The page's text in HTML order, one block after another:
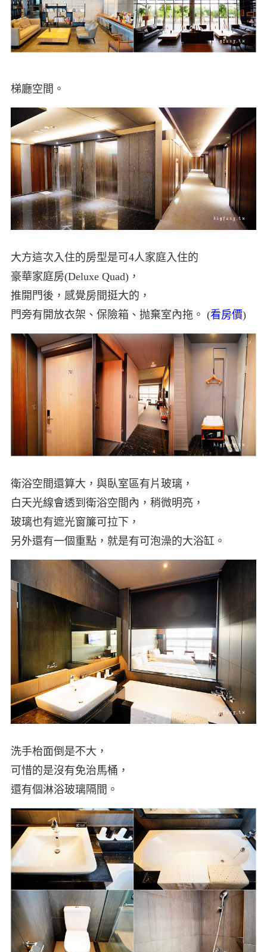
梯廳空間。
大方這次入住的房型是可4人家庭入住的
豪華家庭房(Deluxe Quad)，
推開門後，感覺房間挺大的，
門旁有開放衣架、保險箱、抛棄室內拖。 (看房價)
衛浴空間還算大，與臥室區有片玻璃，
白天光線會透到衛浴空間內，稍微明亮，
玻璃也有遮光窗簾可拉下，
另外還有一個重點，就是有可泡澡的大浴缸。
洗手枱面倒是不大，
可惜的是沒有免治馬桶，
還有個淋浴玻璃隔間。